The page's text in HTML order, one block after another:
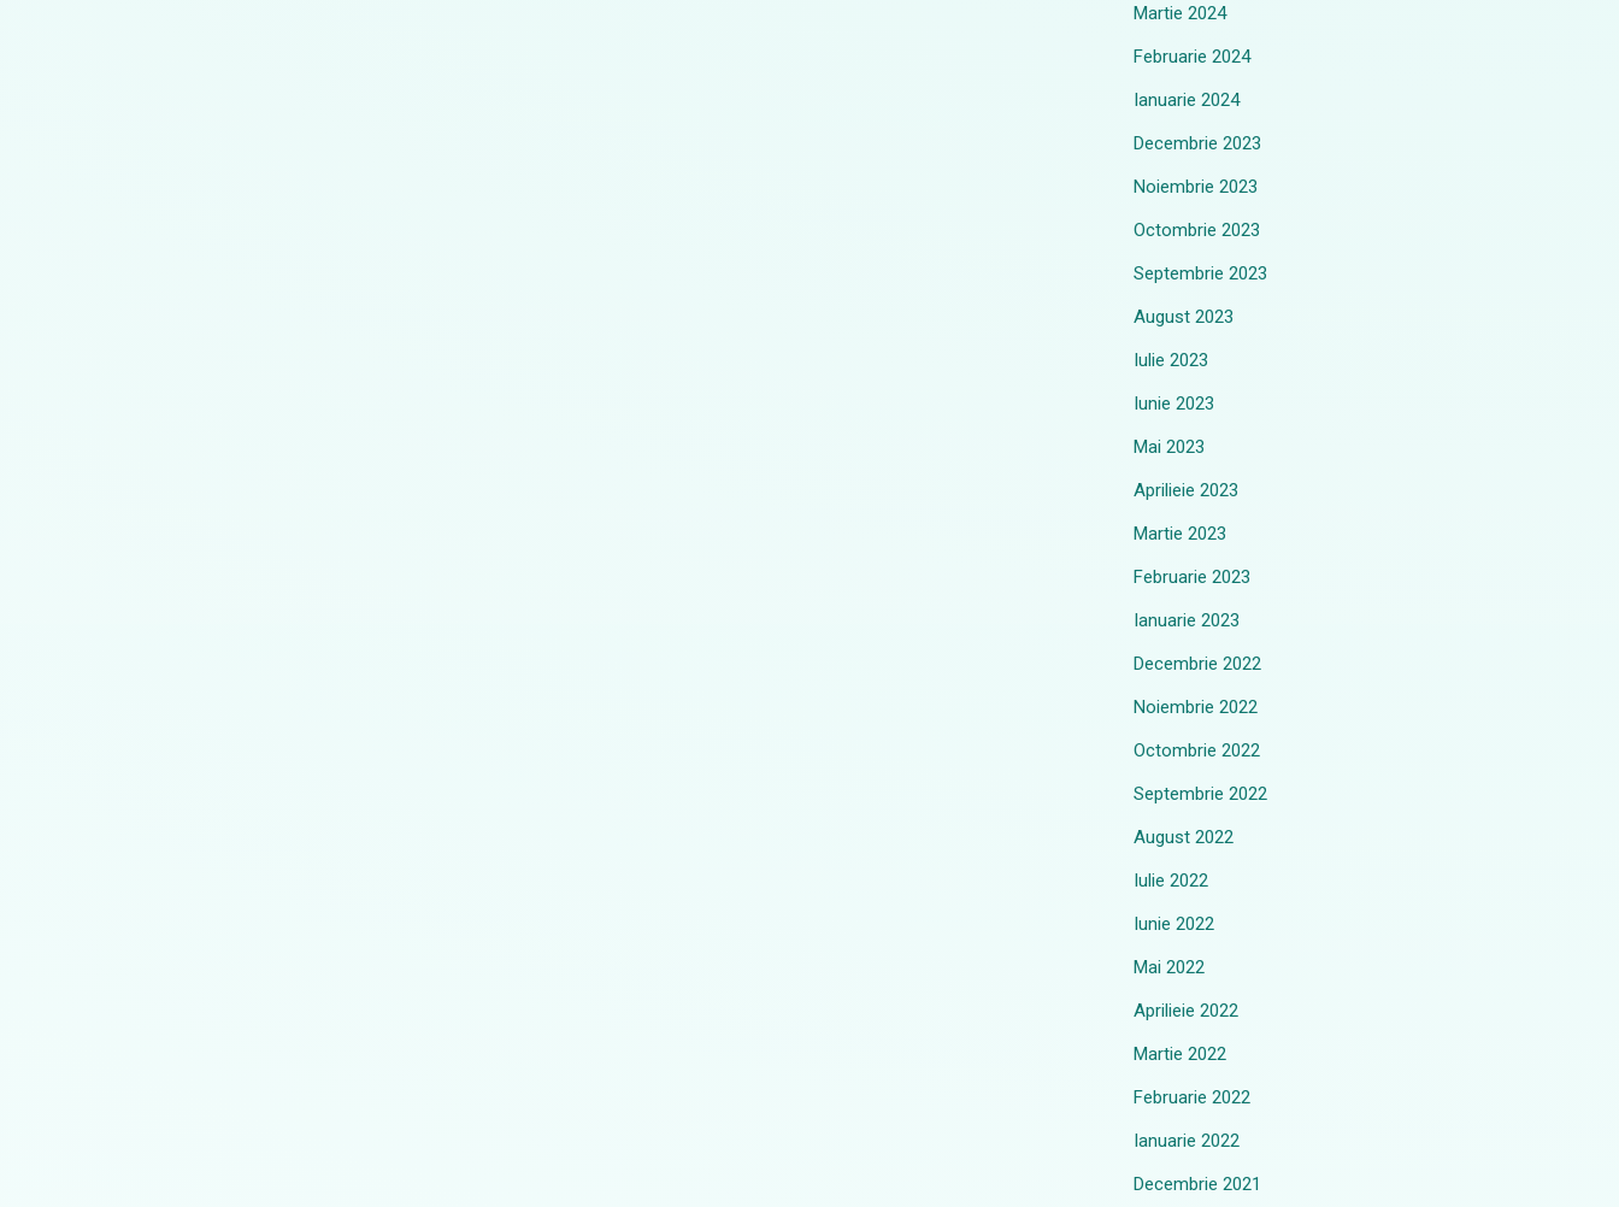
Martie 2024
Februarie 2024
Ianuarie 2024
Decembrie 2023
Noiembrie 2023
Octombrie 2023
Septembrie 2023
August 2023
Iulie 2023
Iunie 2023
Mai 2023
Aprilieie 2023
Martie 2023
Februarie 2023
Ianuarie 2023
Decembrie 2022
Noiembrie 2022
Octombrie 2022
Septembrie 2022
August 2022
Iulie 2022
Iunie 2022
Mai 2022
Aprilieie 2022
Martie 2022
Februarie 2022
Ianuarie 2022
Decembrie 2021